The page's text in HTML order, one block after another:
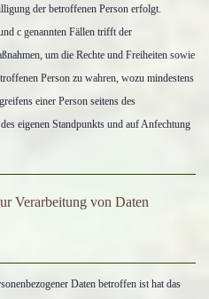
der betroffenen Person erfolgt.
c genannten Fällen trifft der
um die Rechte und Freiheiten sowie
Person zu wahren, wozu mindestens
einer Person seitens des
eigenen Standpunkts und auf Anfechtung
Verarbeitung von Daten
Daten betroffen ist hat das